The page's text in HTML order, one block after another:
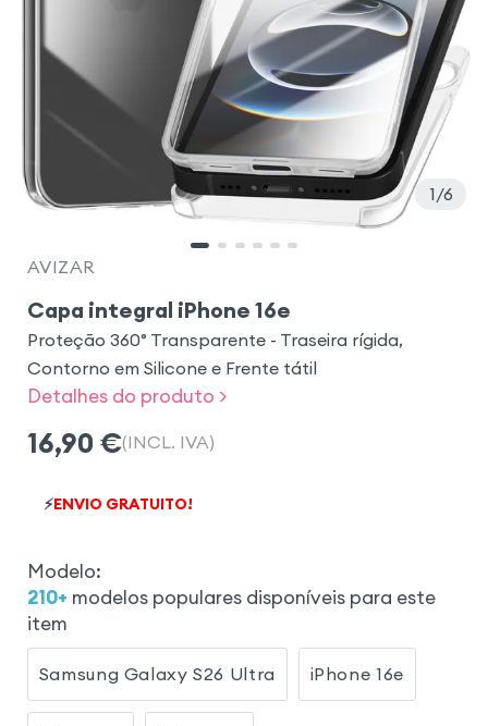
1 6
AVIZAR
Capa integral iPhone 16e
Proteção 360° Transparente - Traseira rígida,
Contorno em Silicone e Frente tátil
Detalhes do produto >
16,90 €(INCL. IVA)
⚡ENVIO GRATUITO!
Modelo:
210+ modelos populares disponíveis para este
item
Samsung Galaxy S26 Ultra iPhone 16e